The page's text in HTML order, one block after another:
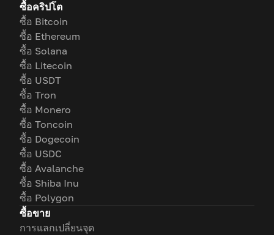
ซื้อคริปโต
ซื้อ Bitcoin
ซื้อ Ethereum
ซื้อ Solana
ซื้อ Litecoin
ซื้อ USDT
ซื้อ Tron
ซื้อ Monero
ซื้อ Toncoin
ซื้อ Dogecoin
ซื้อ USDC
ซื้อ Avalanche
ซื้อ Shiba Inu
ซื้อ Polygon
ซื้อขาย
การแลกเปลี่ยนจุด